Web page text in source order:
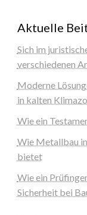
Aktuelle
Sich im
verschiedenen
Moderne
in kalten
Wie ein
Wie Metallbau
bietet
Wie ein
Sicherheit bei